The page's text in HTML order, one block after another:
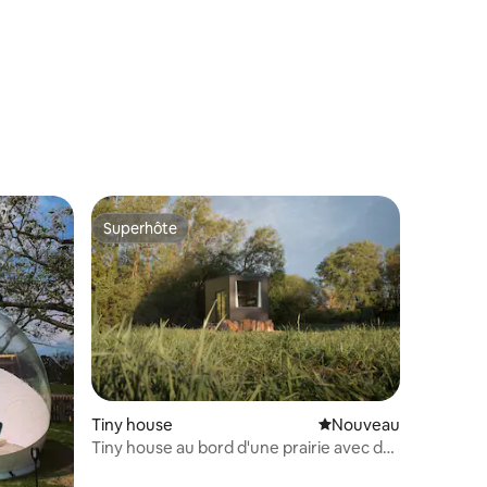
Superhôte
Superhôte
Tiny house Nouvel hébergement
Nouveau
Tiny house au bord d'une prairie avec des